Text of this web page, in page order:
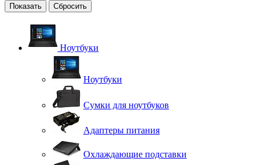
Сбросить
Ноутбуки
Ноутбуки
Сумки для ноутбуков
Адаптеры питания
Охлаждающие подставки